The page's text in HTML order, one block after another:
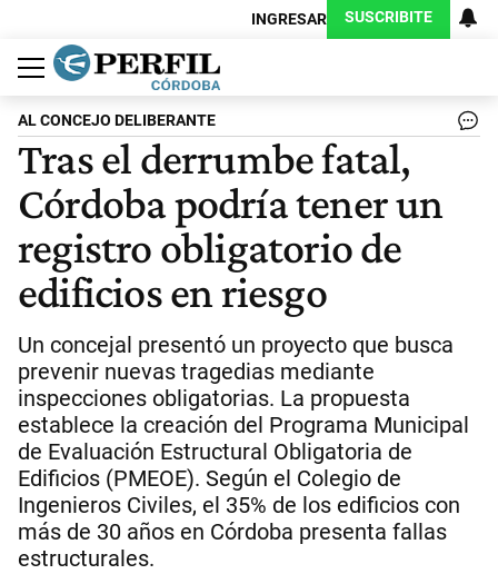
INGRESAR SUSCRIBITE
Política
Economía
Judiciales
Sociedad
Cultura
Espectáculos
Deportes
Protagonistas
AL CONCEJO DELIBERANTE
Tras el derrumbe fatal,
Córdoba podría tener un
registro obligatorio de
edificios en riesgo
Un concejal presentó un proyecto que busca
prevenir nuevas tragedias mediante
inspecciones obligatorias. La propuesta
establece la creación del Programa Municipal
de Evaluación Estructural Obligatoria de
Edificios (PMEOE). Según el Colegio de
Ingenieros Civiles, el 35% de los edificios con
más de 30 años en Córdoba presenta fallas
estructurales.